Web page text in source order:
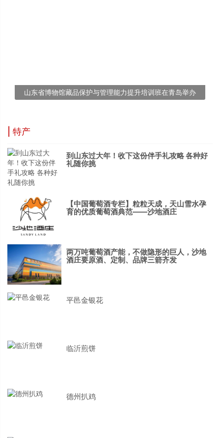
山东省博物馆藏品保护与管理能力提升培训班在青岛举办
| 特产
到山东过大年！收下这份伴手礼攻略 各种好
礼随你挑
【中国葡萄酒专栏】粒粒天成，天山雪水孕
育的优质葡萄酒典范——沙地酒庄
两万吨葡萄酒产能，不做隐形的巨人，沙地
酒庄要原酒、定制、品牌三箭齐发
平邑金银花
临沂煎饼
德州扒鸡